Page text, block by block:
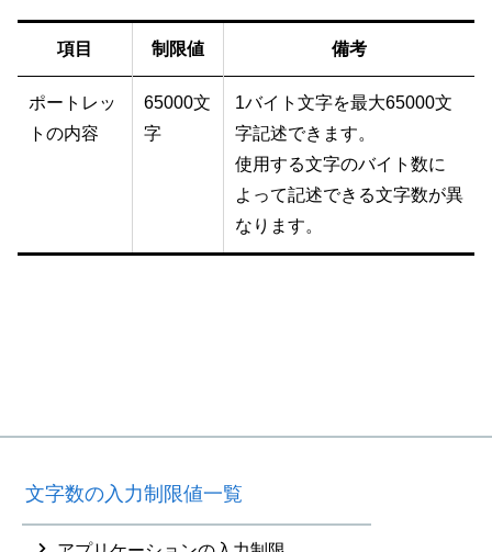
項目 制限値 備考
ポートレッ
トの内容
65000文
字
1バイト文字を最大65000文
字記述できます。
使用する文字のバイト数に
よって記述できる文字数が異
なります。
文字数の入力制限値一覧